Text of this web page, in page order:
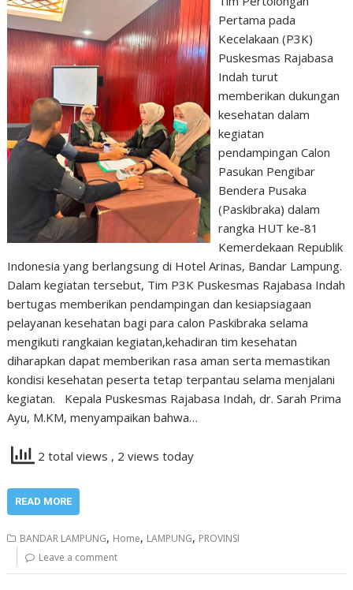
Pertama pada
Kecelakaan (P3K)
Puskesmas Rajabasa
Indah turut
memberikan dukungan
kesehatan dalam
kegiatan
pendampingan Calon
Pasukan Pengibar
Bendera Pusaka
(Paskibraka) dalam
rangka HUT ke-81
Kemerdekaan Republik
Indonesia yang berlangsung di Hotel Arinas, Bandar Lampung.
Dalam kegiatan tersebut, Tim P3K Puskesmas Rajabasa Indah
bertugas memberikan pendampingan dan kesiapsiagaan
pelayanan kesehatan bagi para calon Paskibraka selama
mengikuti rangkaian kegiatan,kehadiran tim kesehatan
diharapkan dapat memberikan rasa aman serta memastikan
kondisi kesehatan peserta tetap terpantau selama menjalani
kegiatan. Kepala Puskesmas Rajabasa Indah, dr. Sarah Prima
Ayu, M.KM, menyampaikan bahwa…
2 total views , 2 views today
READ MORE
BANDAR LAMPUNG, Home, LAMPUNG, PROVINSI
Leave a comment